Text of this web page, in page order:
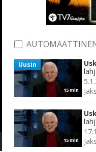
15 min
Uusin
15 min